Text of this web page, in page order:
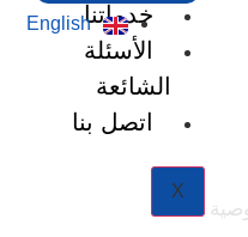
خدماتنا
الأسئلة
الشائعة
اتصل بنا
X
English